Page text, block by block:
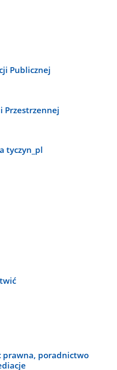
Publicznej
Przestrzennej
tyczyn_pl
prawna, poradnictwo